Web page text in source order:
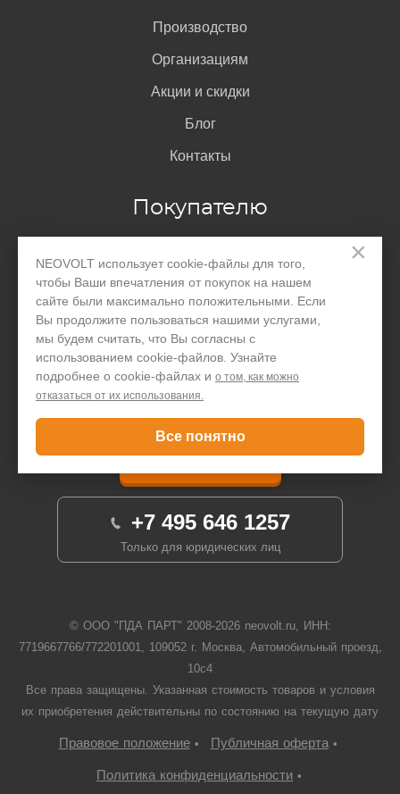
×
NEOVOLT использует cookie-файлы для того,
чтобы Ваши впечатления от покупок на нашем
сайте были максимально положительными. Если
Вы продолжите пользоваться нашими услугами,
мы будем считать, что Вы согласны с
использованием cookie-файлов. Узнайте
подробнее о cookie-файлах и о том, как можно
отказаться от их использования.
Все понятно
Производство
Организациям
Акции и скидки
Блог
Контакты
Покупателю
Доставка и оплата
Гарантия
Помощь
Договор-оферта
Написать директору
+7 495 646 1257
Только для юридических лиц
© ООО "ПДА ПАРТ" 2008-2026neovolt.ru, ИНН:
7719667766/772201001, 109052 г. Москва, Автомобильный проезд,
10с4
Все права защищены. Указанная стоимость товаров и условия
их приобретения действительны по состоянию на текущую дату
Правовое положение• Публичная оферта•
Политика конфиденциальности •